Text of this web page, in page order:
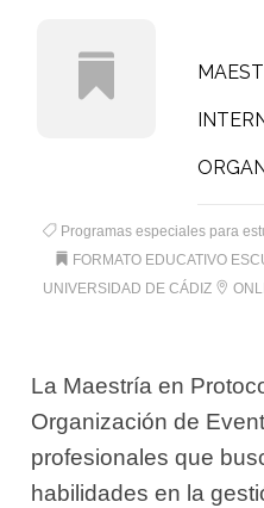
Programas especiales para
FORMATO EDUCATIVO
UNIVERSIDAD DE CÁDIZ
La Maestría en
Organización de
profesionales que
habilidades en la